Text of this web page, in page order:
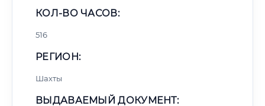
КОЛ-ВО ЧАСОВ:
516
РЕГИОН:
Шахты
ВЫДАВАЕМЫЙ ДОКУМЕНТ: